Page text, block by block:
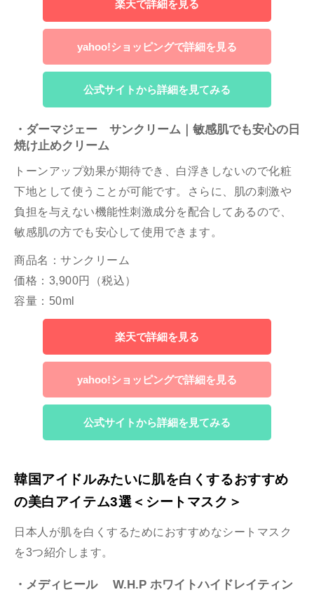
楽天で詳細を見る
yahoo!ショッピングで詳細を見る
公式サイトから詳細を見てみる
・ダーマジェー サンクリーム｜敏感肌でも安心の日
焼け止めクリーム
トーンアップ効果が期待でき、白浮きしないので化粧
下地として使うことが可能です。さらに、肌の刺激や
負担を与えない機能性刺激成分を配合してあるので、
敏感肌の方でも安心して使用できます。
商品名：サンクリーム
価格：3,900円（税込）
容量：50ml
楽天で詳細を見る
yahoo!ショッピングで詳細を見る
公式サイトから詳細を見てみる
韓国アイドルみたいに肌を白くするおすすめ
の美白アイテム3選＜シートマスク＞
日本人が肌を白くするためにおすすめなシートマスク
を3つ紹介します。
・メディヒール W.H.P ホワイトハイドレイティン